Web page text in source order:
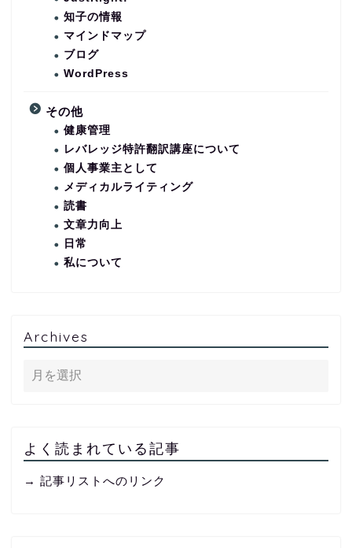
知子の情報
マインドマップ
ブログ
WordPress
その他
健康管理
レバレッジ特許翻訳講座について
個人事業主として
メディカルライティング
読書
文章力向上
日常
私について
Archives
よく読まれている記事
→ 記事リストへのリンク